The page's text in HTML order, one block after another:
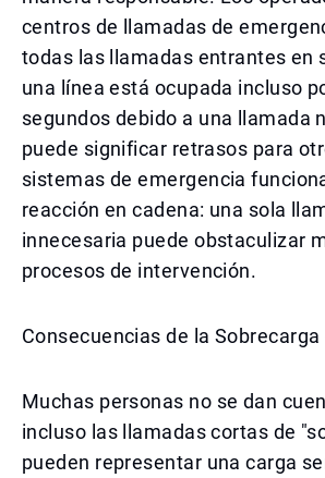
centros de llamadas de
todas las llamadas entrantes en
una línea está ocupada incluso
segundos debido a una llamada
puede significar retrasos para
sistemas de emergencia
reacción en cadena: una sola
innecesaria puede obstaculizar
procesos de intervención.
Consecuencias de la
Muchas personas no se dan
incluso las llamadas cortas de
pueden representar una carga